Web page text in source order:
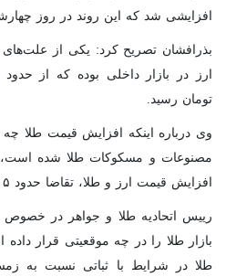
افزایشی شد که این روند در روز
بذرافشان تصریح کرد: یکی از
تومان رسید.
وی درباره اینکه افزایش قیمت طلا
مصنوعات و مسکوکات طلا شده است،
افزایش قیمت ارز و طلا، تقاضا حدود ۱۵ درصد افزایش یافت.
رییس اتحادیه طلا و جواهر در خصوص
بازار طلا را در چه موقعیتی قرار
طلا در شرایط با ثباتی نسبت به